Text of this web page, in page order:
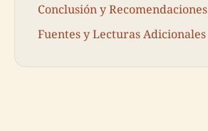
Conclusión y Recomendaciones
Fuentes y Lecturas Adicionales